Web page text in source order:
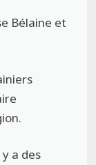
Bélaine et
a des